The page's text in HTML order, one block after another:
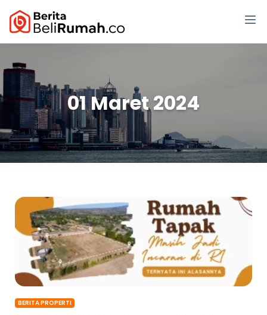
01 Maret 2024
BERITA PROPERTI